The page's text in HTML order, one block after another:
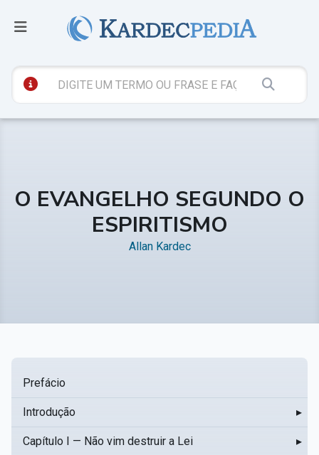
O EVANGELHO SEGUNDO O
ESPIRITISMO
Allan Kardec
Prefácio
Introdução ▸
Capítulo I — Não vim destruir a Lei ▸